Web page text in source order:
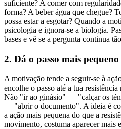
suficiente? A comer com
forma? A beber água que chegue?
possa estar a esgotar? Quando a
psicologia e ignora-se a biologia.
bases e vê se a pergunta continua
2. Dá o passo mais pequeno
A motivação tende a seguir-se à
encolhe o passo até a tua
Não "ir ao ginásio" — "calçar os
— "abrir o documento". A ideia é
a ação mais pequena do que a
movimento, costuma aparecer mais